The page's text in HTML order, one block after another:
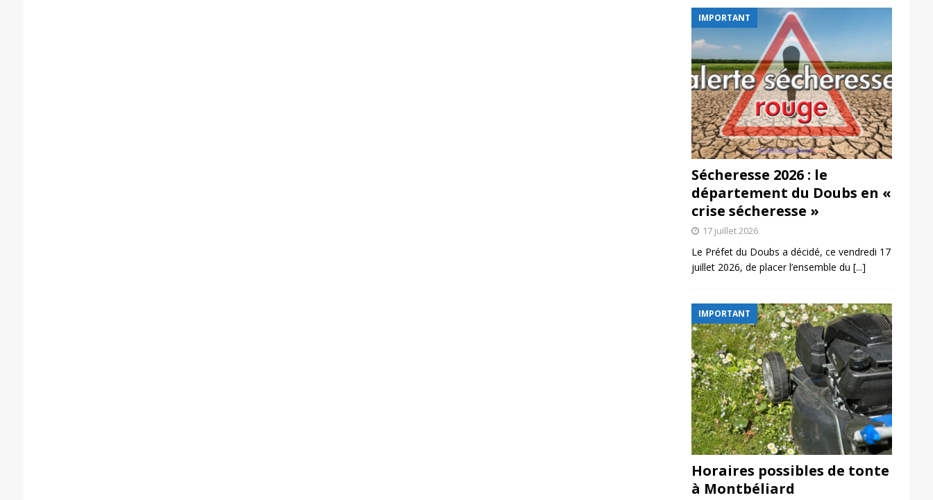
IMPORTANT
Sécheresse 2026 : le
département du Doubs en «
crise sécheresse »
17 juillet 2026
Le Préfet du Doubs a décidé, ce vendredi 17
juillet 2026, de placer l’ensemble du [...]
IMPORTANT
Horaires possibles de tonte
à Montbéliard